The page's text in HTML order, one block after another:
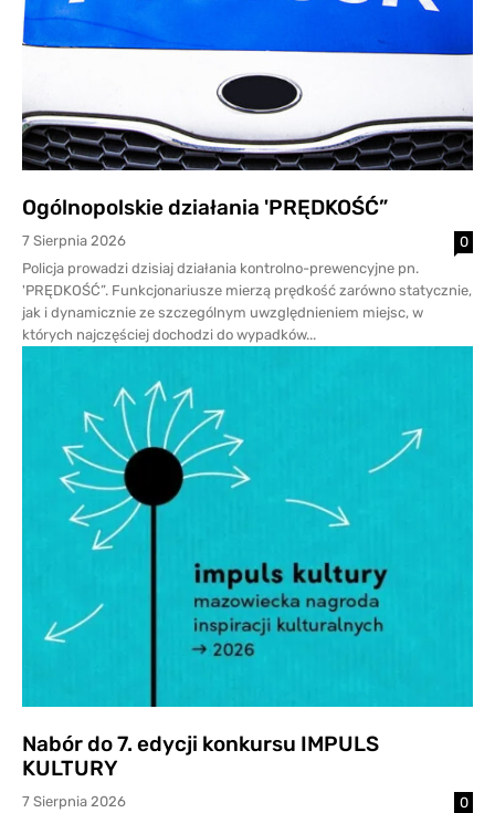
Ogólnopolskie działania 'PRĘDKOŚĆ”
7 Sierpnia 2026
0
Policja prowadzi dzisiaj działania kontrolno-prewencyjne pn.
'PRĘDKOŚĆ”. Funkcjonariusze mierzą prędkość zarówno statycznie,
jak i dynamicznie ze szczególnym uwzględnieniem miejsc, w
których najczęściej dochodzi do wypadków...
Nabór do 7. edycji konkursu IMPULS
KULTURY
7 Sierpnia 2026
0